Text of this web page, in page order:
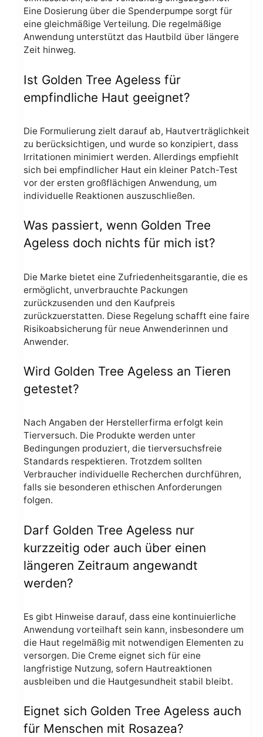
Eine Dosierung über die Spenderpumpe sorgt für
eine gleichmäßige Verteilung. Die regelmäßige
Anwendung unterstützt das Hautbild über längere
Zeit hinweg.
Ist Golden Tree Ageless für
empfindliche Haut geeignet?
Die Formulierung zielt darauf ab, Hautverträglichkeit
zu berücksichtigen, und wurde so konzipiert, dass
Irritationen minimiert werden. Allerdings empfiehlt
sich bei empfindlicher Haut ein kleiner Patch-Test
vor der ersten großflächigen Anwendung, um
individuelle Reaktionen auszuschließen.
Was passiert, wenn Golden Tree
Ageless doch nichts für mich ist?
Die Marke bietet eine Zufriedenheitsgarantie, die es
ermöglicht, unverbrauchte Packungen
zurückzusenden und den Kaufpreis
zurückzuerstatten. Diese Regelung schafft eine faire
Risikoabsicherung für neue Anwenderinnen und
Anwender.
Wird Golden Tree Ageless an Tieren
getestet?
Nach Angaben der Herstellerfirma erfolgt kein
Tierversuch. Die Produkte werden unter
Bedingungen produziert, die tierversuchsfreie
Standards respektieren. Trotzdem sollten
Verbraucher individuelle Recherchen durchführen,
falls sie besonderen ethischen Anforderungen
folgen.
Darf Golden Tree Ageless nur
kurzzeitig oder auch über einen
längeren Zeitraum angewandt
werden?
Es gibt Hinweise darauf, dass eine kontinuierliche
Anwendung vorteilhaft sein kann, insbesondere um
die Haut regelmäßig mit notwendigen Elementen zu
versorgen. Die Creme eignet sich für eine
langfristige Nutzung, sofern Hautreaktionen
ausbleiben und die Hautgesundheit stabil bleibt.
Eignet sich Golden Tree Ageless auch
für Menschen mit Rosazea?